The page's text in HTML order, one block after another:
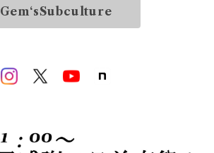
Gem‘sSubculture